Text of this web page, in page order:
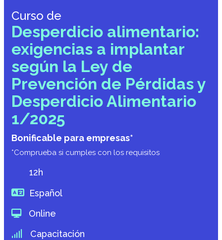
Curso de
Desperdicio alimentario:
exigencias a implantar
según la Ley de
Prevención de Pérdidas y
Desperdicio Alimentario
1/2025
Bonificable para empresas*
*Comprueba si cumples con los requisitos
12h
Español
Online
Capacitación